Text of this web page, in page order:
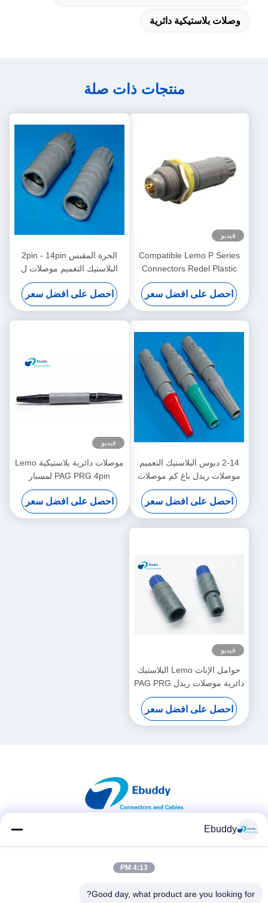
وصلات بلاستيكية دائرية
منتجات ذات صلة
فيديو
Compatible Lemo P Series
Connectors Redel Plastic
Push-Pull Self-Locking
Connectors for Medical
Devices
احصل على افضل سعر
الحرة المقبس 2pin - 14pin
البلاستيك التعميم موصلات ل
كابل الصدد
احصل على افضل سعر
2-14 دبوس البلاستيك التعميم
موصلات ريدل باغ كم موصلات
كابل الطبية للمريض مراقب
احصل على افضل سعر
فيديو
موصلات دائرية بلاستيكية Lemo
PAG PRG 4pin لمسبار
الأكسجين في الدم
احصل على افضل سعر
فيديو
حوامل الإناث Lemo البلاستيك
دائرية موصلات ريدل PAG PRG
1P مأخذ الحرة
احصل على افضل سعر
اتصال سريع
Ebuddy
4:13 PM
Good day, what product are you looking for?